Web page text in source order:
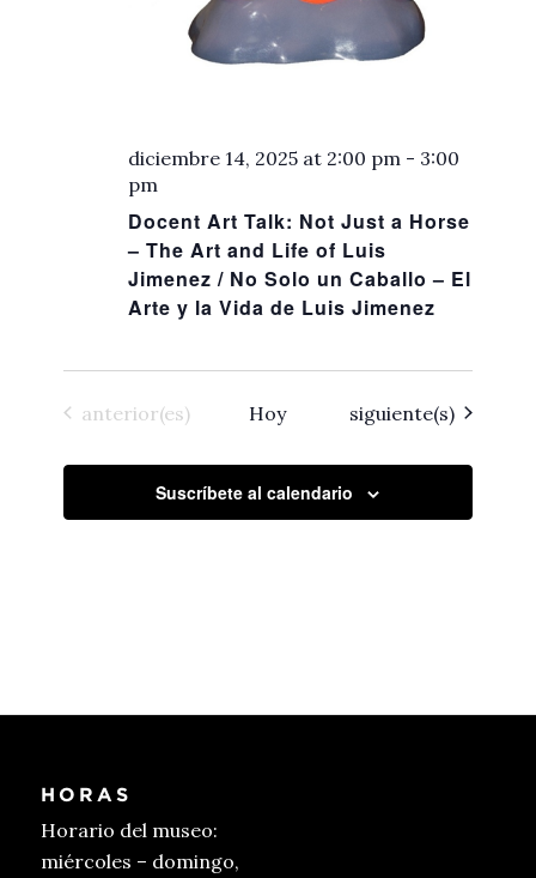
Docent Art Talk: Not Just a Horse
– The Art and Life of Luis
Jimenez / No Solo un Caballo – El
Arte y la Vida de Luis Jimenez
diciembre 14, 2025 at 2:00 pm - 3:00
pm
Eventos
anterior(es) Hoy Eventos
siguiente(s)
Suscríbete al calendario
HORAS
Horario del museo:
miércoles – domingo,